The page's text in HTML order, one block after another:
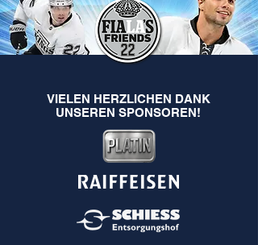
VIELEN HERZLICHEN DANK
UNSEREN SPONSOREN!